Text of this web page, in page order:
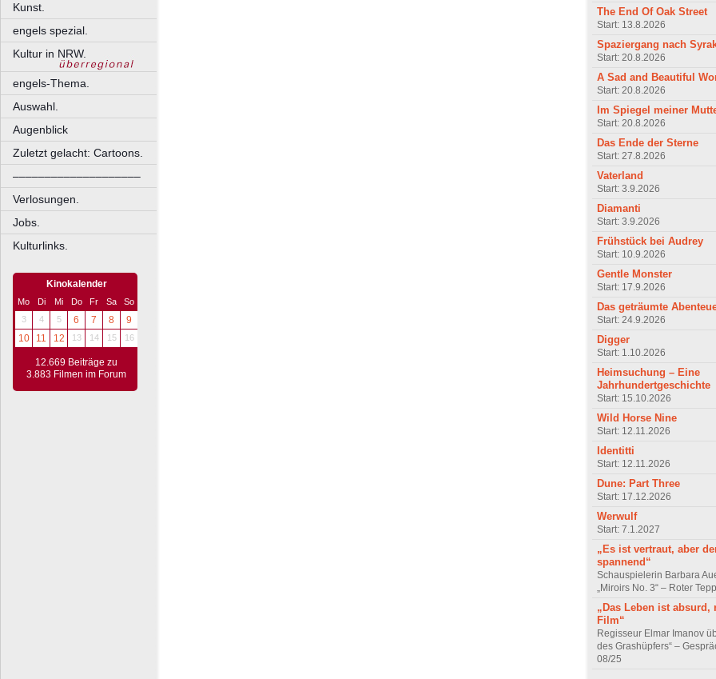
Kunst.
engels spezial.
Kultur in NRW.
engels-Thema.
Auswahl.
Augenblick
Zuletzt gelacht: Cartoons.
––––––––––––––––––––
Verlosungen.
Jobs.
Kulturlinks.
Kinokalender
Mo Di Mi Do Fr Sa
So
3
4 5 6 7 8
9
10
11 12 13 14 15 16
12.669 Beiträge zu
3.883 Filmen im Forum
The End Of Oak Street
Start: 13.8.2026
Spaziergang nach
Start: 20.8.2026
A Sad and Beautiful
Start: 20.8.2026
Im Spiegel meiner
Start: 20.8.2026
Das Ende der Sterne
Start: 27.8.2026
Vaterland
Start: 3.9.2026
Diamanti
Start: 3.9.2026
Frühstück bei Audrey
Start: 10.9.2026
Gentle Monster
Start: 17.9.2026
Das geträumte
Start: 24.9.2026
Digger
Start: 1.10.2026
Heimsuchung – Eine
Jahrhundertgeschichte
Start: 15.10.2026
Wild Horse Nine
Start: 12.11.2026
Identitti
Start: 12.11.2026
Dune: Part Three
Start: 17.12.2026
Werwulf
Start: 7.1.2027
„Es ist vertraut, aber
spannend“
Schauspielerin Barbara
„Miroirs No. 3“ – Roter
„Das Leben ist absurd,
Film“
Regisseur Elmar Imanov
des Grashüpfers“ –
08/25